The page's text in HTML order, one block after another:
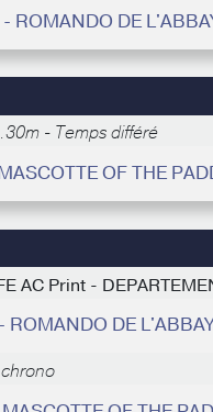
ROMANDO DE
- Temps différé
OF THE
AC Print -
ROMANDO DE